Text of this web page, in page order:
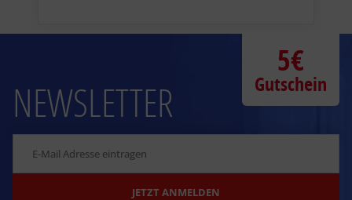
NEWSLETTER
JETZT ANMELDEN
5€
Gutschein